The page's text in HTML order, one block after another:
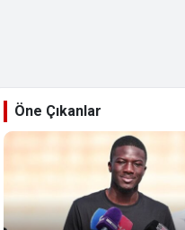
Öne Çıkanlar